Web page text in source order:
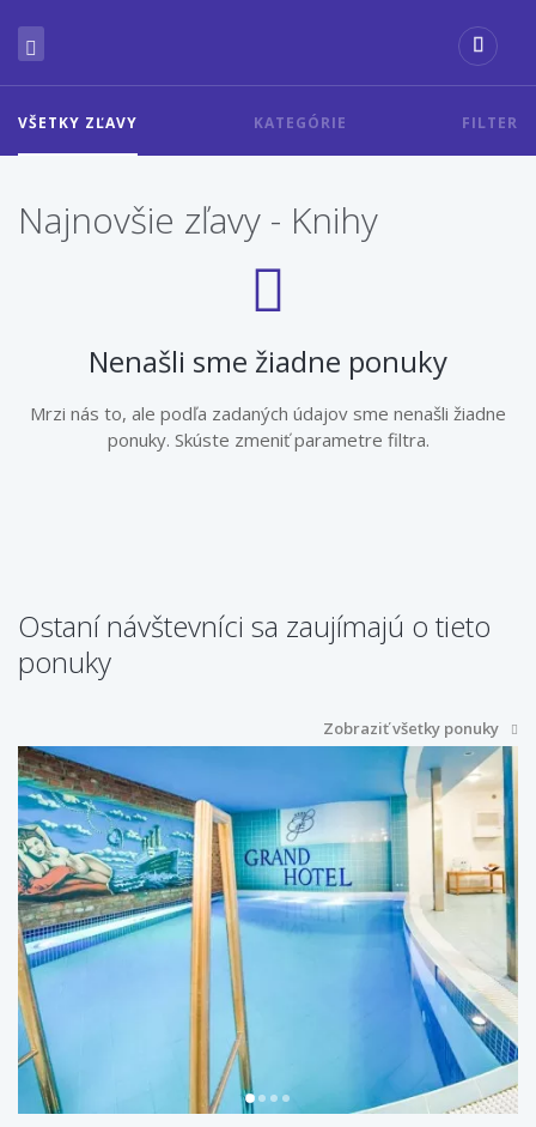
VŠETKY ZĽAVY KATEGÓRIE FILTER
Najnovšie zľavy - Knihy
Nenašli sme žiadne ponuky
Mrzi nás to, ale podľa zadaných údajov sme nenašli žiadne
ponuky. Skúste zmeniť parametre filtra.
Ostaní návštevníci sa zaujímajú o tieto
ponuky
Zobraziť všetky ponuky